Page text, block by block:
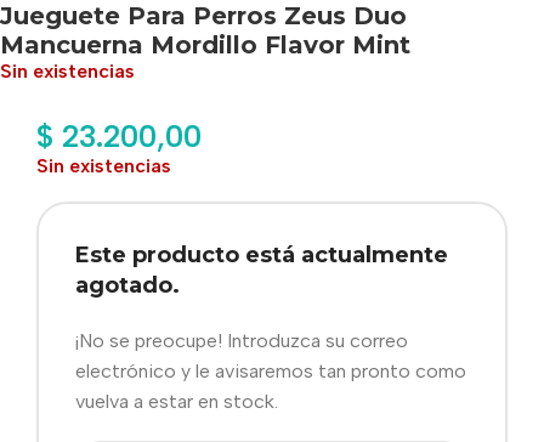
Jueguete Para Perros Zeus Duo
Mancuerna Mordillo Flavor Mint
Sin existencias
$ 23.200,00
Sin existencias
Este producto está actualmente
agotado.
¡No se preocupe! Introduzca su correo
electrónico y le avisaremos tan pronto como
vuelva a estar en stock.